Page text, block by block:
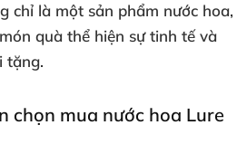
chỉ là một sản phẩm nước hoa,
quà thể hiện sự tinh tế và
tặng.
chọn mua nước hoa Lure